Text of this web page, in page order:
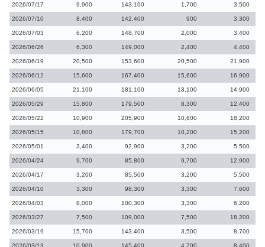
2026/07/17 9,900 143,100 1,700 3,500
2026/07/10 8,400 142,400 900 3,300
2026/07/03 6,200 148,700 2,000 3,400
2026/06/26 6,300 149,000 2,400 4,400
2026/06/19 20,500 153,600 20,500 21,900
2026/06/12 15,600 167,400 15,600 16,900
2026/06/05 21,100 181,100 13,100 14,900
2026/05/29 15,800 179,500 8,300 12,400
2026/05/22 10,900 205,900 10,600 18,200
2026/05/15 10,800 179,700 10,200 15,200
2026/05/01 3,400 92,900 3,200 5,500
2026/04/24 9,700 85,800 9,700 12,900
2026/04/17 3,200 85,500 3,200 5,500
2026/04/10 3,300 98,300 3,300 7,600
2026/04/03 8,000 100,300 3,300 6,200
2026/03/27 7,500 109,000 7,500 18,200
2026/03/19 15,700 143,400 3,500 8,700
2026/03/13 10,900 145,400 4,700 8,400